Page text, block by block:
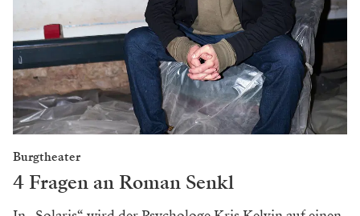
Burgtheater
4 Fragen an Roman Senkl